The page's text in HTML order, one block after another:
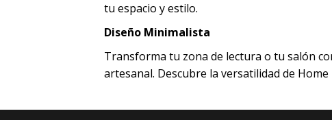
tu espacio y estilo.
Diseño Minimalista
Transforma tu zona de lectura o tu salón
artesanal. Descubre la versatilidad de